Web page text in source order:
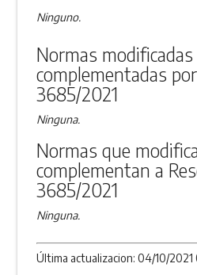
Ninguno.
Normas
complementadas
3685/2021
Ninguna.
Normas que
complementan a
3685/2021
Ninguna.
Última actualizacion: 04/10/2021